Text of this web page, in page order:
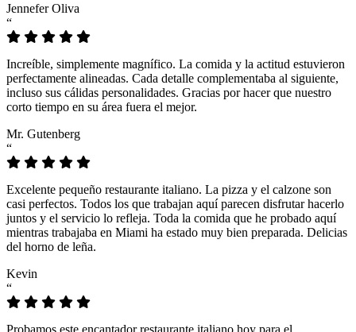
Jennefer Oliva
“
Increíble, simplemente magnífico. La comida y la actitud estuvieron
perfectamente alineadas. Cada detalle complementaba al siguiente,
incluso sus cálidas personalidades. Gracias por hacer que nuestro
corto tiempo en su área fuera el mejor.
Mr. Gutenberg
“
Excelente pequeño restaurante italiano. La pizza y el calzone son
casi perfectos. Todos los que trabajan aquí parecen disfrutar hacerlo
juntos y el servicio lo refleja. Toda la comida que he probado aquí
mientras trabajaba en Miami ha estado muy bien preparada. Delicias
del horno de leña.
Kevin
“
Probamos este encantador restaurante italiano hoy para el